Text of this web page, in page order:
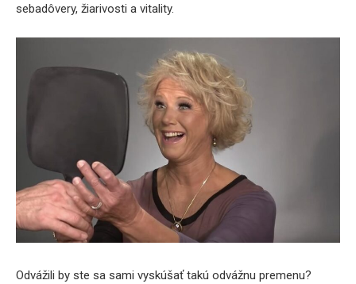
sebadôvery, žiarivosti a vitality.
Odvážili by ste sa sami vyskúšať takú odvážnu premenu?